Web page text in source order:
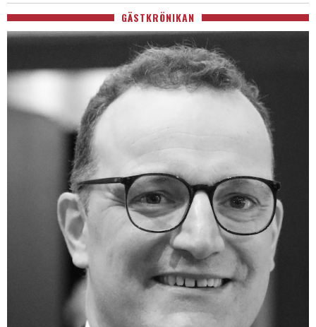
GÄSTKRÖNIKAN